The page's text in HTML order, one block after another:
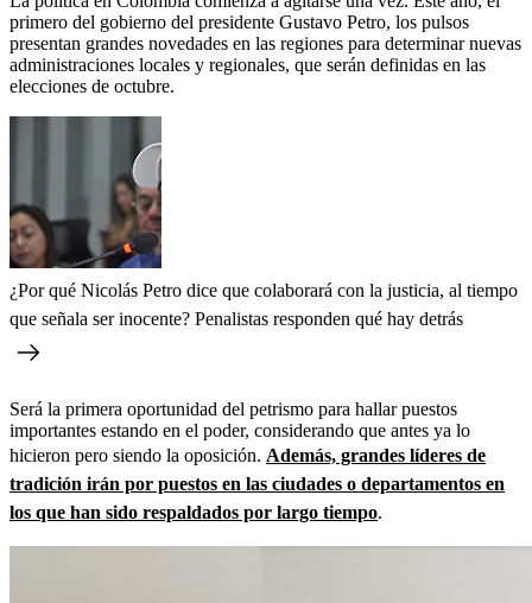
primero del gobierno del presidente Gustavo Petro, los pulsos
presentan grandes novedades en las regiones para determinar nuevas
administraciones locales y regionales, que serán definidas en las
elecciones de octubre.
¿Por qué Nicolás Petro dice que colaborará con la justicia, al tiempo
que señala ser inocente? Penalistas responden qué hay detrás
Será la primera oportunidad del petrismo para hallar puestos
importantes estando en el poder, considerando que antes ya lo
hicieron pero siendo la oposición. Además, grandes líderes de
tradición irán por puestos en las ciudades o departamentos en
los que han sido respaldados por largo tiempo.